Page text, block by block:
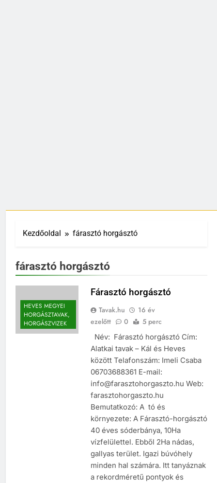
Kezdőoldal fárasztó horgásztó
fárasztó horgásztó
HEVES MEGYEI
HORGÁSZTAVAK,
HORGÁSZVIZEK
Fárasztó horgásztó
Tavak.hu
16 év
ezelőtt
0 5 perc
Név: Fárasztó horgásztó Cím:
Alatkai tavak – Kál és Heves
között Telafonszám: Imeli Csaba
06703688361 E-mail:
info@farasztohorgaszto.hu Web:
farasztohorgaszto.hu
Bemutatkozó: A tó és
környezete: A Fárasztó-horgásztó
40 éves sóderbánya, 10Ha
vízfelülettel. Ebből 2Ha nádas,
gallyas terület. Igazi búvóhely
minden hal számára. Itt tanyáznak
a rekordméretű pontyok és